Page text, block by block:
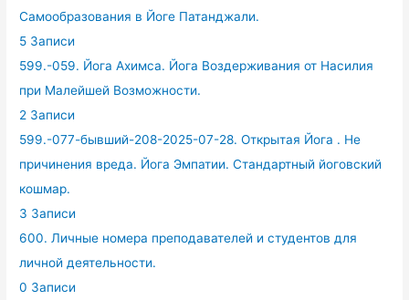
Самообразования в Йоге Патанджали.
5 Записи
599.-059. Йога Ахимса. Йога Воздерживания от Насилия
при Малейшей Возможности.
2 Записи
599.-077-бывший-208-2025-07-28. Открытая Йога . Не
причинения вреда. Йога Эмпатии. Стандартный йоговский
кошмар.
3 Записи
600. Личные номера преподавателей и студентов для
личной деятельности.
0 Записи